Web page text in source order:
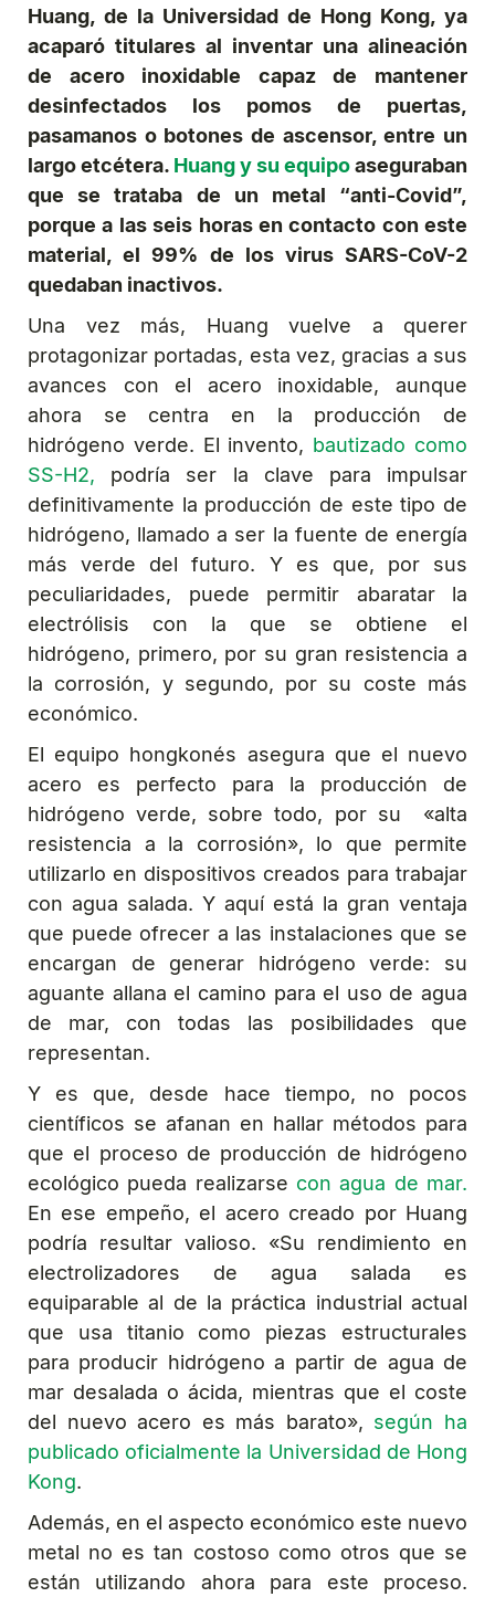
Huang, de la Universidad de Hong Kong, ya
acaparó titulares al inventar una alineación
de acero inoxidable capaz de mantener
desinfectados los pomos de puertas,
pasamanos o botones de ascensor, entre un
largo etcétera. Huang y su equipoaseguraban
que se trataba de un metal “anti-Covid”,
porque a las seis horas en contacto con este
material, el 99% de los virus SARS-CoV-2
quedaban inactivos.
Una vez más, Huang vuelve a querer
protagonizar portadas, esta vez, gracias a sus
avances con el acero inoxidable, aunque
ahora se centra en la producción de
hidrógeno verde. El invento, bautizado como
SS-H2, podría ser la clave para impulsar
definitivamente la producción de este tipo de
hidrógeno, llamado a ser la fuente de energía
más verde del futuro. Y es que, por sus
peculiaridades, puede permitir abaratar la
electrólisis con la que se obtiene el
hidrógeno, primero, por su gran resistencia a
la corrosión, y segundo, por su coste más
económico.
El equipo hongkonés asegura que el nuevo
acero es perfecto para la producción de
hidrógeno verde, sobre todo, por su «alta
resistencia a la corrosión», lo que permite
utilizarlo en dispositivos creados para trabajar
con agua salada. Y aquí está la gran ventaja
que puede ofrecer a las instalaciones que se
encargan de generar hidrógeno verde: su
aguante allana el camino para el uso de agua
de mar, con todas las posibilidades que
representan.
Y es que, desde hace tiempo, no pocos
científicos se afanan en hallar métodos para
que el proceso de producción de hidrógeno
ecológico pueda realizarse con agua de mar.
En ese empeño, el acero creado por Huang
podría resultar valioso. «Su rendimiento en
electrolizadores de agua salada es
equiparable al de la práctica industrial actual
que usa titanio como piezas estructurales
para producir hidrógeno a partir de agua de
mar desalada o ácida, mientras que el coste
del nuevo acero es más barato», según ha
publicado oficialmente la Universidad de Hong
Kong.
Además, en el aspecto económico este nuevo
metal no es tan costoso como otros que se
están utilizando ahora para este proceso.